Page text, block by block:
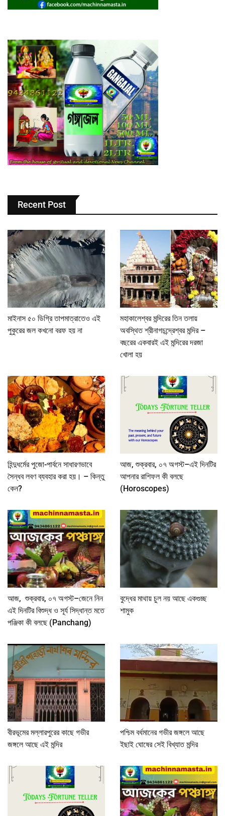
Recent Post
মাইনাস ৫০ ডিগ্রি তাপমাত্রাতেও এই
পুকুরের জল কখনো বরফ হয় না
মহাকালেশ্বর মন্দিরের তিন তলায়
অবস্থিত শ্রীনাগচন্দ্রেশ্বর মন্দির –
বছরের একবারই এই মন্দিরের দরজা
খোলা হয়
হিন্দুধর্মের পুজো-পার্বনে সাধারণভাবে
সৈন্ধব লবণ ব্যবহার করা হয়। – কিন্তু
কেন?
আজ, শুক্রবার, ০৭ অগস্ট–এই দিনটির
আপনার রাশিফল কী বলছে
(Horoscopes)
আজ, শুক্রবার, ০৭ অগস্ট–জেনে নিন
এই দিনটির বিশুদ্ধ ও সূর্য সিদ্ধান্ত মতে
পঞ্জিকা কী বলছে (Panchang)
বুদ্ধের মাথায় চুল নয় আছে একগুচ্ছ
শামুক
বীরভূমের মল্লারপুরের কাছে গভীর
জঙ্গলে আছে এই মন্দির
পশ্চিম বর্ধমানের গভীর জঙ্গলে আছে
ইছাই ঘোষের সেই বিখ্যাত মন্দির